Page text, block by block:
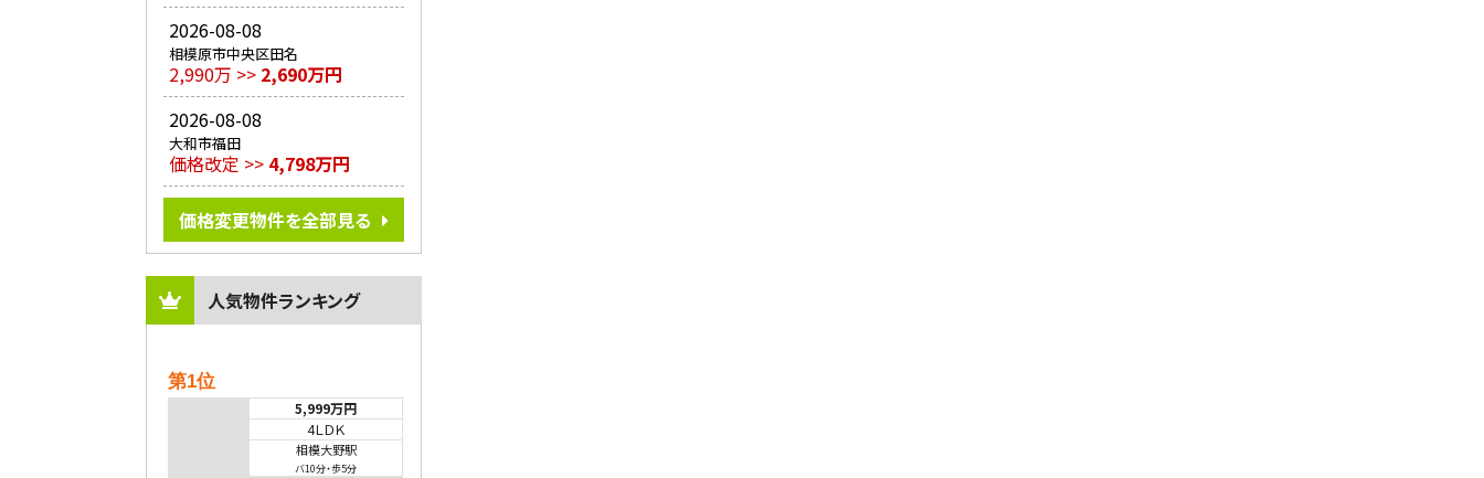
2026-08-08
相模原市中央区田名
2,990万 >> 2,690万円
2026-08-08
大和市福田
価格改定 >> 4,798万円
価格変更物件を全部見る
人気物件ランキング
第1位
5,999万円
4ＬＤＫ
相模大野駅
バ10分・歩5分